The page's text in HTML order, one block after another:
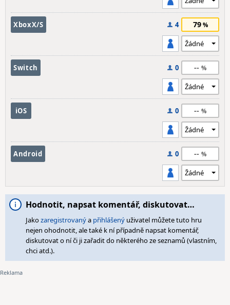
XboxX/S 4 79
Switch 0 --
iOS 0 --
Android 0 --
Hodnotit, napsat komentář, diskutovat…
Jakozaregistrovanýa přihlášený uživatel můžete tuto hru
nejen ohodnotit, ale také k ní případně napsat komentář,
diskutovat o ní či ji zařadit do některého ze seznamů (vlastním,
chci atd.).